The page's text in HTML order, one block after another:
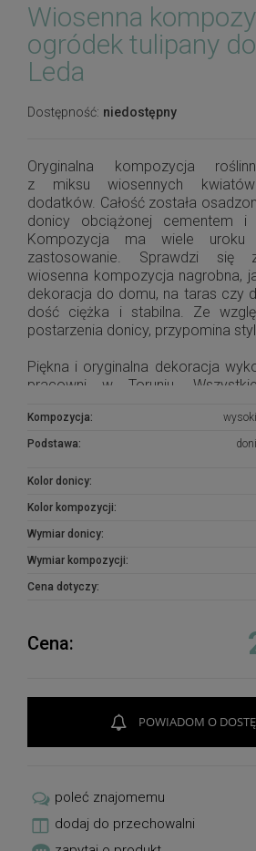
Wiosenna
ogródek tulipany
Leda
Dostępność: niedostępny
Oryginalna kompozycja
z miksu wiosennych
dodatków. Całość została
donicy obciążonej cementem i
Kompozycja ma wiele uroku
zastosowanie. Sprawdzi się
wiosenna kompozycja nagrobna,
dekoracja do domu, na taras czy
dość ciężka i stabilna. Ze
postarzenia donicy, przypomina
Piękna i oryginalna dekoracja
pracowni w Toruniu.
egzemplarze mogą się minimalnie
Wszystkie jednak są wykonane
kontakt, postaramy się na
podobną kompozycję.
Kompozycja:
Podstawa:
Kolor donicy:
Kolor kompozycji:
Wymiar donicy:
Wymiar kompozycji:
Cena dotyczy:
Cena:
POWIADOM O
poleć znajomemu
dodaj do przechowalni